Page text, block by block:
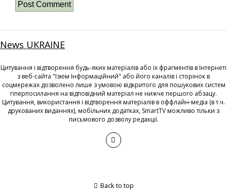
News UKRAINE
Цитування і відтворення будь-яких матеріалів або їх фрагментів в Інтернеті
з веб-сайта "Ізюм Інформаційний" або його каналів і сторінок в
соцмережах дозволено лише з умовою відкритого для пошукових систем
гіперпосилання на відповідний матеріал не нижче першого абзацу.
Цитування, використання і відтворення матеріалів в оффлайн-медіа (в т.ч.
друкованих виданнях), мобільних додатках, SmartTV можливо тільки з
письмового дозволу редакції.
Back to top